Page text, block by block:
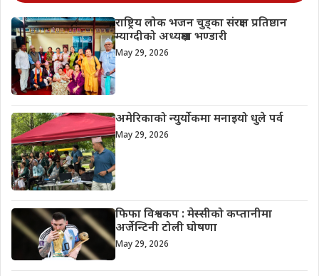
राष्ट्रिय लोक भजन चुड्का संरक्षण प्रतिष्ठान
म्याग्दीको अध्यक्षमा भण्डारी
May 29, 2026
अमेरिकाको न्युर्योकमा मनाइयो धुले पर्व
May 29, 2026
फिफा विश्वकप : मेस्सीको कप्तानीमा
अर्जेन्टिनी टोली घोषणा
May 29, 2026